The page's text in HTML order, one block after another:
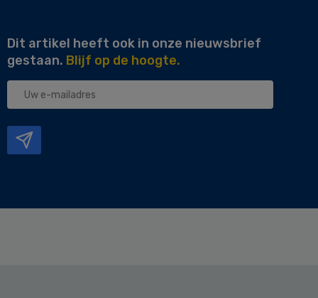
Dit artikel heeft ook in onze nieuwsbrief
gestaan. Blijf op de hoogte.
Uw